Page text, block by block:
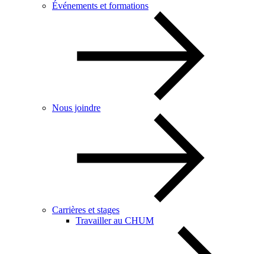
Événements et formations
Nous joindre
Carrières et stages
Travailler au CHUM